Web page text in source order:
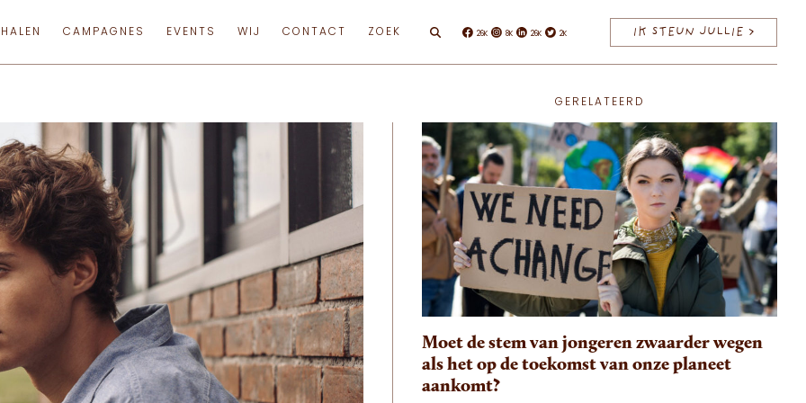
CAMPAGNES EVENTS WIJ CONTACT ZOEK Facebook
26K Instagram
8K Linkedin
26K Twitter
2K IK STEUN JULLIE >
GERELATEERD
Moet de stem van jongeren zwaarder wegen
als het op de toekomst van onze planeet
aankomt?